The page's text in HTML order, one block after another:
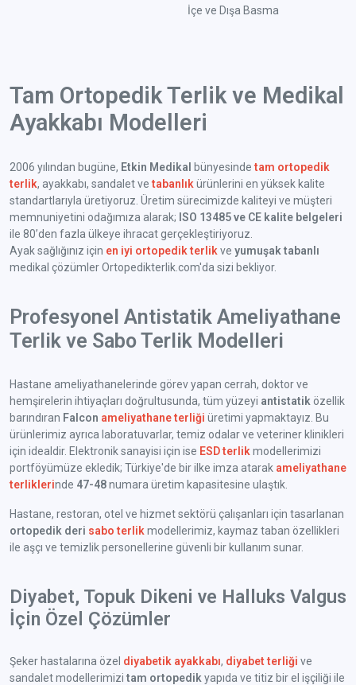
İçe ve Dışa Basma
Tam Ortopedik Terlik ve Medikal
Ayakkabı Modelleri
2006 yılından bugüne, Etkin Medikal bünyesindetam ortopedik
terlik, ayakkabı, sandalet vetabanlık ürünlerini en yüksek kalite
standartlarıyla üretiyoruz. Üretim sürecimizde kaliteyi ve müşteri
memnuniyetini odağımıza alarak; ISO 13485 ve CE kalite belgeleri
ile 80’den fazla ülkeye ihracat gerçekleştiriyoruz.
Ayak sağlığınız için en iyi ortopedik terlik ve yumuşak tabanlı
medikal çözümler Ortopedikterlik.com'da sizi bekliyor.
Profesyonel Antistatik Ameliyathane
Terlik ve Sabo Terlik Modelleri
Hastane ameliyathanelerinde görev yapan cerrah, doktor ve
hemşirelerin ihtiyaçları doğrultusunda, tüm yüzeyi antistatik özellik
barındıran Falcon ameliyathane terliği üretimi yapmaktayız. Bu
ürünlerimiz ayrıca laboratuvarlar, temiz odalar ve veteriner klinikleri
için idealdir. Elektronik sanayisi için ise ESD terlik modellerimizi
portföyümüze ekledik; Türkiye'de bir ilke imza atarak ameliyathane
terliklerinde 47-48numara üretim kapasitesine ulaştık.
Hastane, restoran, otel ve hizmet sektörü çalışanları için tasarlanan
ortopedik deri sabo terlik modellerimiz, kaymaz taban özellikleri
ile aşçı ve temizlik personellerine güvenli bir kullanım sunar.
Diyabet, Topuk Dikeni ve Halluks Valgus
İçin Özel Çözümler
Şeker hastalarına özel diyabetik ayakkabı, diyabet terliği ve
sandalet modellerimizi tam ortopedik yapıda ve titiz bir el işçiliği ile